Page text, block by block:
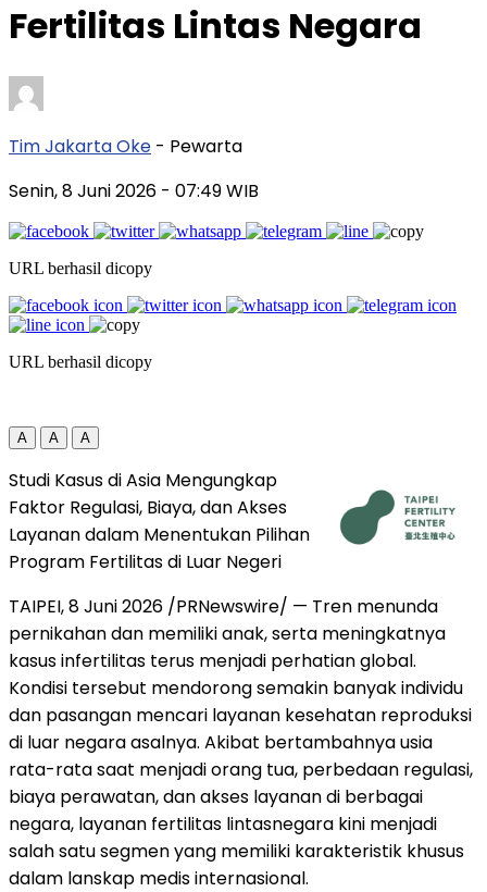
Fertilitas Lintas Negara
Tim Jakarta Oke - Pewarta
Senin, 8 Juni 2026 - 07:49 WIB
URL berhasil dicopy
URL berhasil dicopy
A A A
Studi Kasus di Asia Mengungkap
Faktor Regulasi, Biaya, dan Akses
Layanan dalam Menentukan Pilihan
Program Fertilitas di Luar Negeri
TAIPEI, 8 Juni 2026 /PRNewswire/ — Tren menunda
pernikahan dan memiliki anak, serta meningkatnya
kasus infertilitas terus menjadi perhatian global.
Kondisi tersebut mendorong semakin banyak individu
dan pasangan mencari layanan kesehatan reproduksi
di luar negara asalnya. Akibat bertambahnya usia
rata-rata saat menjadi orang tua, perbedaan regulasi,
biaya perawatan, dan akses layanan di berbagai
negara, layanan fertilitas lintasnegara kini menjadi
salah satu segmen yang memiliki karakteristik khusus
dalam lanskap medis internasional.